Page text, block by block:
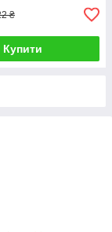
₴
Купити